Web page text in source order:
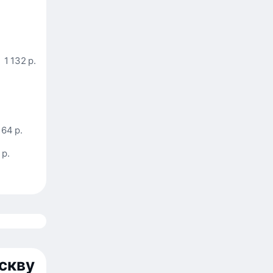
1 132 р.
р.
р.